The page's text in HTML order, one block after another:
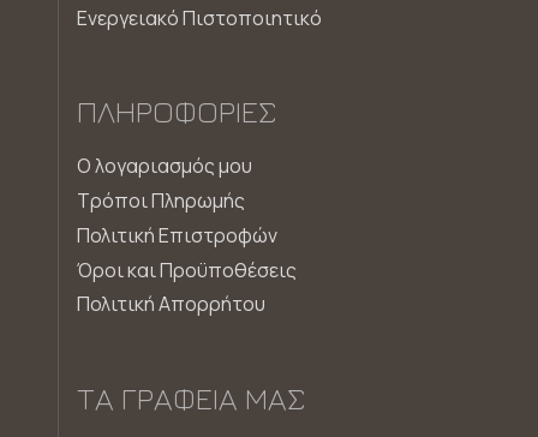
Ενεργειακό Πιστοποιητικό
ΠΛΗΡΟΦΟΡΊΕΣ
Ο λογαριασμός μου
Τρόποι Πληρωμής
Πολιτική Επιστροφών
Όροι και Προϋποθέσεις
Πολιτική Απορρήτου
ΤΑ ΓΡΑΦΕΊΑ ΜΑΣ